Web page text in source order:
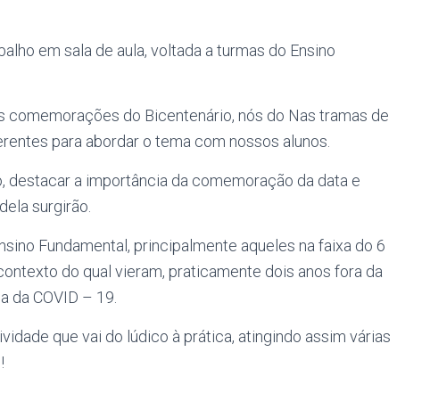
em sala de aula, voltada a turmas do Ensino
comemorações do Bicentenário, nós do Nas tramas de
para abordar o tema com nossos alunos.
a importância da comemoração da data e
surgirão.
Fundamental, principalmente aqueles na faixa do 6
do qual vieram, praticamente dois anos fora da
da COVID – 19.
que vai do lúdico à prática, atingindo assim várias